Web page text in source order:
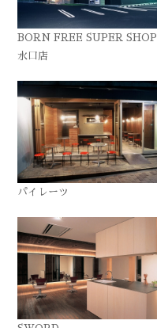
BORN FREE SUPER SHOP
水口店
パイレーツ